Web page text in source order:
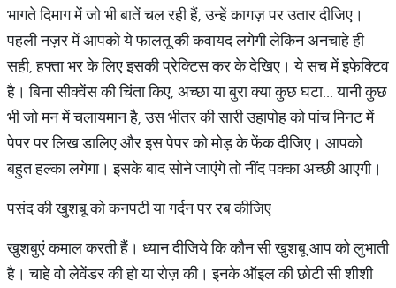
भागते दिमाग में जो भी बातें चल रही हैं, उन्हें कागज़ पर उतार दीजिए।
पहली नज़र में आपको ये फालतू की कवायद लगेगी लेकिन अनचाहे ही
सही, हफ्ता भर के लिए इसकी प्रेक्टिस कर के देखिए। ये सच में इफेक्टिव
है। बिना सीक्वेंस की चिंता किए, अच्छा या बुरा क्या कुछ घटा... यानी कुछ
भी जो मन में चलायमान है, उस भीतर की सारी उहापोह को पांच मिनट में
पेपर पर लिख डालिए और इस पेपर को मोड़ के फेंक दीजिए। आपको
बहुत हल्का लगेगा। इसके बाद सोने जाएंगे तो नींद पक्का अच्छी आएगी।
पसंद की खुशबू को कनपटी या गर्दन पर रब कीजिए
खुशबुएं कमाल करती हैं। ध्यान दीजिये कि कौन सी खुशबू आप को लुभाती
है। चाहे वो लेवेंडर की हो या रोज़ की। इनके ऑइल की छोटी सी शीशी